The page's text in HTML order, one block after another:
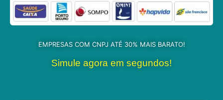
EMPRESAS COM CNPJ ATÉ 30% MAIS BARATO!
Simule agora em segundos!